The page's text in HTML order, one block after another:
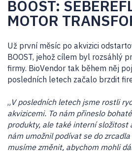
BOOST:
MOTOR
Už první měsíc po akvizici
BOOST, jehož cílem byl rozsáhlý
firmy. BioVendor tak během něj
posledních letech začalo brzdit
„ V posledních letech jsme rostli
akvizicemi. To nám přineslo
produkty, ale také interní složitost
nám umožnil podívat se do
musíme změnit, abychom mohli